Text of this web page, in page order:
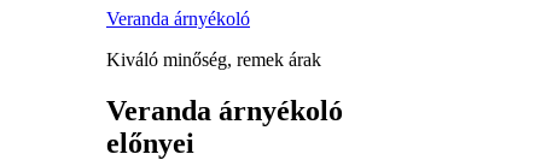
Veranda árnyékoló
Kiváló minőség, remek árak
Veranda árnyékoló
előnyei